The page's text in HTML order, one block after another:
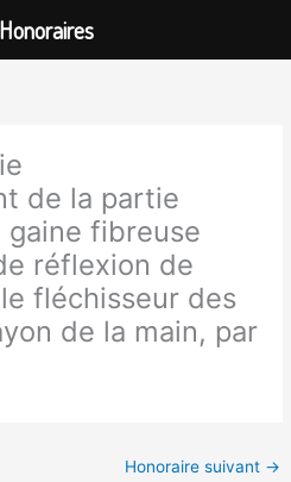
de la partie
fibreuse
réflexion de
fléchisseur des
de la main, par
Honoraire suivant →